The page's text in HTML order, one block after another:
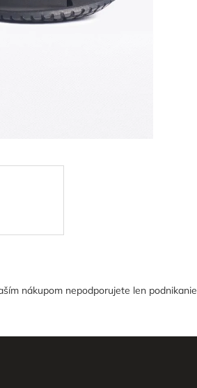
nákupom nepodporujete len